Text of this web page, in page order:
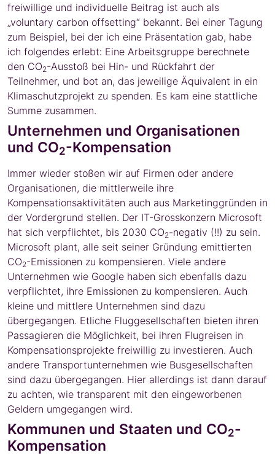
freiwillige und individuelle Beitrag ist auch als
„voluntary carbon offsetting“ bekannt. Bei einer Tagung
zum Beispiel, bei der ich eine Präsentation gab, habe
ich folgendes erlebt: Eine Arbeitsgruppe berechnete
den CO2-Ausstoß bei Hin- und Rückfahrt der
Teilnehmer, und bot an, das jeweilige Äquivalent in ein
Klimaschutzprojekt zu spenden. Es kam eine stattliche
Summe zusammen.
Unternehmen und Organisationen
und CO2-Kompensation
Immer wieder stoßen wir auf Firmen oder andere
Organisationen, die mittlerweile ihre
Kompensationsaktivitäten auch aus Marketinggründen in
der Vordergrund stellen. Der IT-Grosskonzern Microsoft
hat sich verpflichtet, bis 2030 CO2-negativ (!!) zu sein.
Microsoft plant, alle seit seiner Gründung emittierten
CO2-Emissionen zu kompensieren. Viele andere
Unternehmen wie Google haben sich ebenfalls dazu
verpflichtet, ihre Emissionen zu kompensieren. Auch
kleine und mittlere Unternehmen sind dazu
übergegangen. Etliche Fluggesellschaften bieten ihren
Passagieren die Möglichkeit, bei ihren Flugreisen in
Kompensationsprojekte freiwillig zu investieren. Auch
andere Transportunternehmen wie Busgesellschaften
sind dazu übergegangen. Hier allerdings ist dann darauf
zu achten, wie transparent mit den eingeworbenen
Geldern umgegangen wird.
Kommunen und Staaten und CO2-
Kompensation